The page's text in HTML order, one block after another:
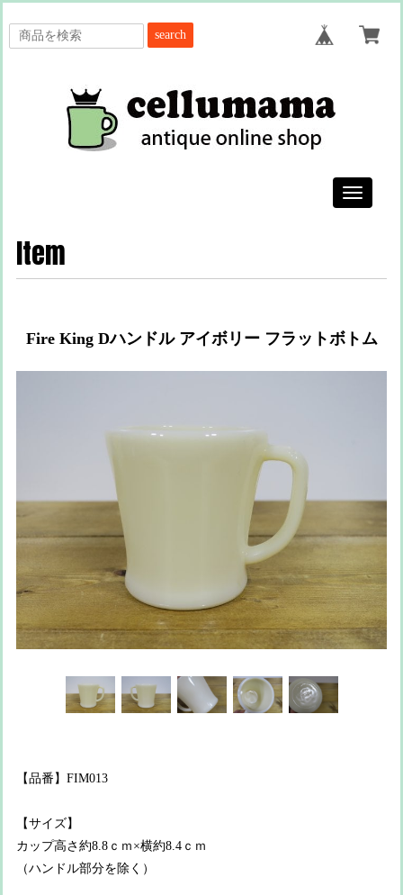
search
Toggle
Item
Fire King Dハンドル アイボリー フラットボトム
【品番】FIM013
【サイズ】
カップ高さ約8.8ｃｍ×横約8.4ｃｍ
（ハンドル部分を除く）